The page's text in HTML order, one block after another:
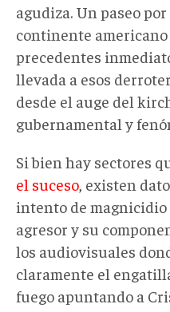
agudiza. Un paseo
continente americano
precedentes
llevada a esos
desde el auge del
gubernamental y
Si bien hay sectores
el suceso , existen
intento de
agresor y su
los audiovisuales
claramente el
fuego apuntando a